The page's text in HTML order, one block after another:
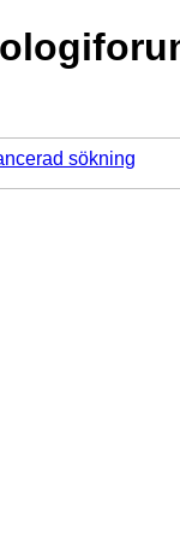
sökning